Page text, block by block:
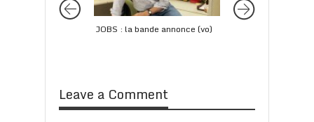
JOBS : la bande annonce (vo)
Leave a Comment